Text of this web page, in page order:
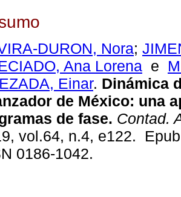
DURON, Nora;
Ana Lorena e
Einar. Dinámica
de México: una
de fase. Contad.
vol.64, n.4, e122.
0186-1042.